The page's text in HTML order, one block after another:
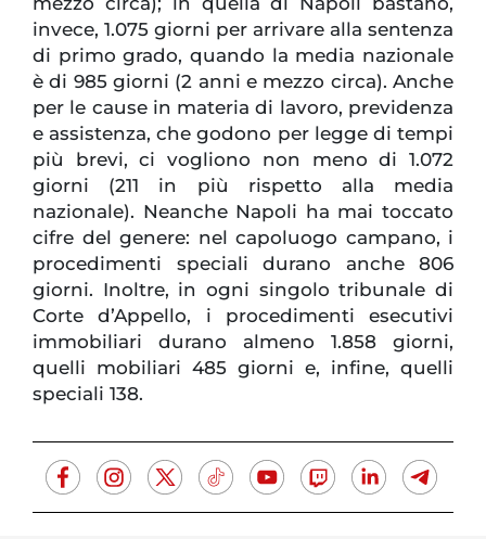
invece, 1.075 giorni per arrivare alla sentenza
di primo grado, quando la media nazionale
è di 985 giorni (2 anni e mezzo circa). Anche
per le cause in materia di lavoro, previdenza
e assistenza, che godono per legge di tempi
più brevi, ci vogliono non meno di 1.072
giorni (211 in più rispetto alla media
nazionale). Neanche Napoli ha mai toccato
cifre del genere: nel capoluogo campano, i
procedimenti speciali durano anche 806
giorni. Inoltre, in ogni singolo tribunale di
Corte d’Appello, i procedimenti esecutivi
immobiliari durano almeno 1.858 giorni,
quelli mobiliari 485 giorni e, infine, quelli
speciali 138.